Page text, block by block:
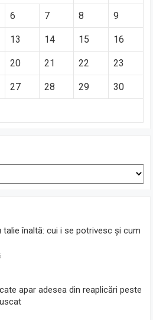
6 7 8 9
13 14 15 16
20 21 22 23
27 28 29 30
talie înaltă: cui i se potrivesc și cum
apar adesea din reaplicări peste